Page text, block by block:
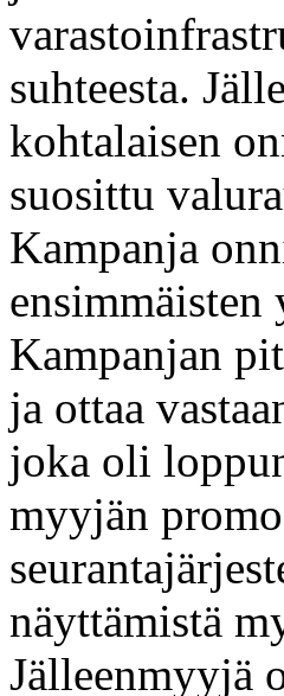
suhteesta.
kohtalaisen
suosittu
Kampanja
Kampanjan
ja ottaa
joka oli
myyjän
näyttämistä
Jälleenmyyjä